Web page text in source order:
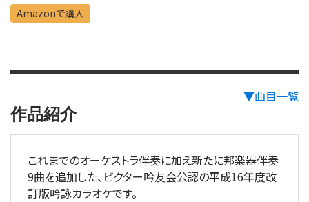
Amazonで購入
▼曲目一覧
作品紹介
これまでのオーケストラ伴奏に加え新たに邦楽器伴奏
9曲を追加した、ビクター吟友会公認の平成16年度改
訂版吟詠カラオケです。